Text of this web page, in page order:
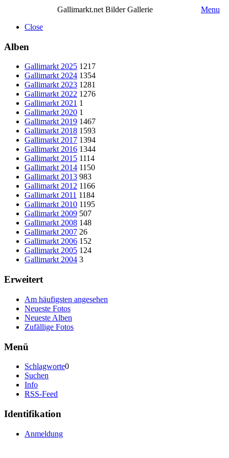
Gallimarkt.net Bilder Gallerie
Menu
Close
Alben
Gallimarkt 2025 1217
Gallimarkt 2024 1354
Gallimarkt 2023 1281
Gallimarkt 2022 1276
Gallimarkt 2021 1
Gallimarkt 2020 1
Gallimarkt 2019 1467
Gallimarkt 2018 1593
Gallimarkt 2017 1394
Gallimarkt 2016 1344
Gallimarkt 2015 1114
Gallimarkt 2014 1150
Gallimarkt 2013 983
Gallimarkt 2012 1166
Gallimarkt 2011 1184
Gallimarkt 2010 1195
Gallimarkt 2009 507
Gallimarkt 2008 148
Gallimarkt 2007 26
Gallimarkt 2006 152
Gallimarkt 2005 124
Gallimarkt 2004 3
Erweitert
Am häufigsten angesehen
Neueste Fotos
Neueste Alben
Zufällige Fotos
Menü
Schlagworte0
Suchen
Info
RSS-Feed
Identifikation
Anmeldung